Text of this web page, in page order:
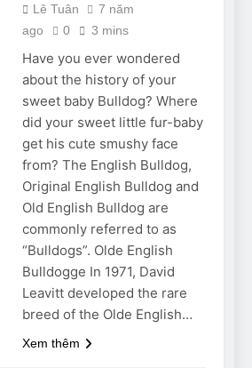
Lê Tuân
7 năm
ago
0 3 mins
Have you ever wondered
about the history of your
sweet baby Bulldog? Where
did your sweet little fur-baby
get his cute smushy face
from? The English Bulldog,
Original English Bulldog and
Old English Bulldog are
commonly referred to as
“Bulldogs”. Olde English
Bulldogge In 1971, David
Leavitt developed the rare
breed of the Olde English…
Xem thêm